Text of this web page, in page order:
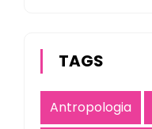
TAGS
Antropologia